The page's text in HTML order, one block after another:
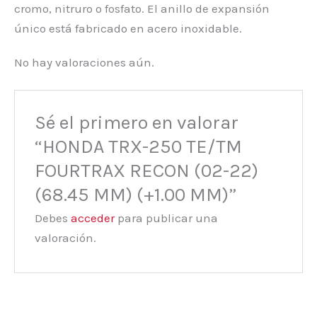
cromo, nitruro o fosfato. El anillo de expansión
único está fabricado en acero inoxidable.
No hay valoraciones aún.
Sé el primero en valorar
“HONDA TRX-250 TE/TM
FOURTRAX RECON (02-22)
(68.45 MM) (+1.00 MM)”
Debesaccederpara publicar una
valoración.